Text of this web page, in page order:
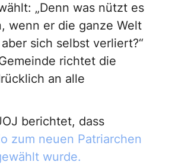
„Denn was nützt es
wenn er die ganze Welt
sich selbst verliert?“
richtet die
an alle
berichtet, dass
zum neuen Patriarchen
wurde.